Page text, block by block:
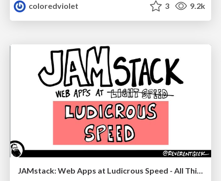
coloredviolet
3 9.2k
JAMstack: Web Apps at Ludicrous Speed - All Things Open 2022